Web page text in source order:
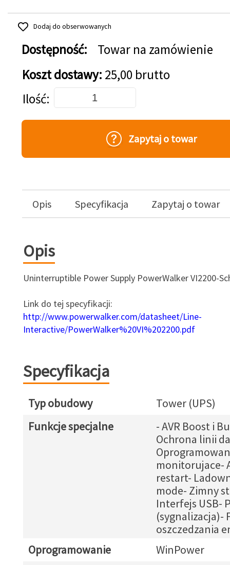
Dodaj do obserwowanych
Dostępność:
Towar na zamówienie
Koszt dostawy: 25,00 brutto
Dodaj do koszyka
Ilość
Zapytaj o towar
Opis Specyfikacja Zapytaj o towar
Opis
Uninterruptible Power Supply PowerWalkerVI2200-
Link do tej specyfikacji:
http://www.powerwalker.com/datasheet/Line-
Interactive/PowerWalker%20VI%202200.pdf
Specyfikacja
Typ obudowy
Tower (UPS)
Funkcje specjalne
- AVR Boost i
Ochrona linii
monitorujace-
restart-
mode- Zimny
Interfejs USB-
(sygnalizacja)-
oszczedzania
Oprogramowanie
WinPower